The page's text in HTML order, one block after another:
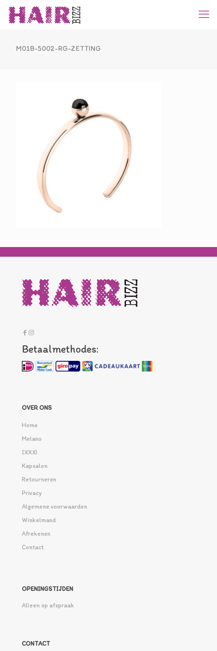
M01B-5002-RG-ZETTING
Betaalmethodes:
OVER ONS
Home
Melano
IXXXI
Kapsalon
Retourneren
Privacy
Algemene voorwaarden
Winkelmand
Afrekenen
Contact
OPENINGSTIJDEN
Alleen op afspraak
CONTACT